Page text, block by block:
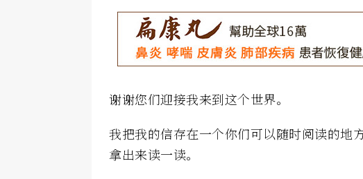
谢谢您们迎接我来到这个世界。
我把我的信存在一个你们可以随时阅读的地
拿出来读一读。